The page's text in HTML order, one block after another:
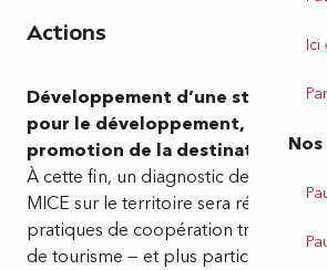
Ici
Actions
Développement d’une stratégie
pour le développement, la
promotion de la destination
À cette fin, un diagnostic de l’état
MICE sur le territoire sera réalisé,
pratiques de coopération
de tourisme — et plus